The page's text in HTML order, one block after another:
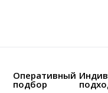
Оперативный
подбор